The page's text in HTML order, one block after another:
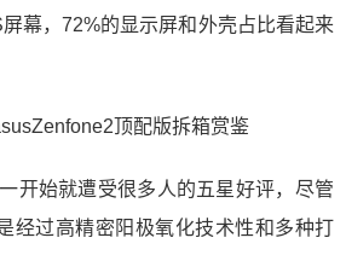
幕，72%的显示屏和外壳占比看起来
开始就遭受很多人的五星好评，尽管
经过高精密阳极氧化技术性和多种打